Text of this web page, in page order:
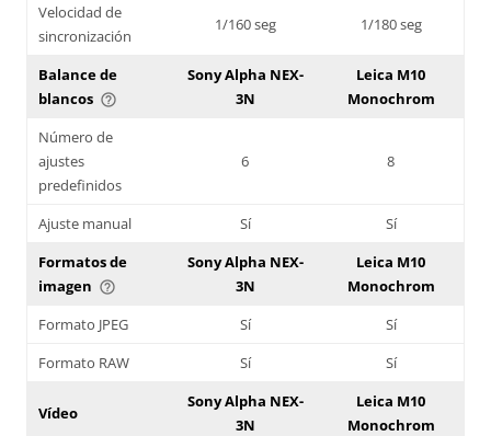
Velocidad de
sincronización
1/160 seg 1/180 seg
Balance de
blancos help_outline
Sony Alpha NEX-
3N
Leica M10
Monochrom
Número de
ajustes
predefinidos
6 8
Ajuste manual Sí
Sí
Formatos de
imagen help_outline
Sony Alpha NEX-
3N
Leica M10
Monochrom
Formato JPEG
Sí
Sí
Formato RAW
Sí Sí
Vídeo
Sony Alpha NEX-
3N
Leica M10
Monochrom